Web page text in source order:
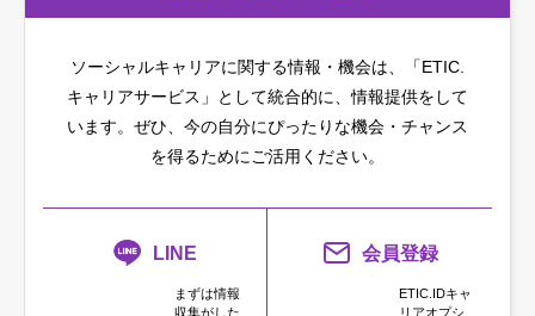
ソーシャルキャリアに関する情報・機会は、「ETIC.
キャリアサービス」として統合的に、情報提供をして
います。 ぜひ、今の自分にぴったりな機会・チャンス
を得るためにご活用ください。
LINE
まずは情報
収集がした
会員登録
ETIC.IDキャ
リアオプシ